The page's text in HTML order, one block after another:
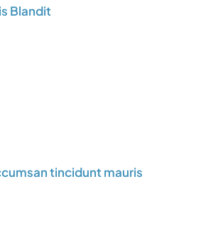
Blandit
tincidunt mauris